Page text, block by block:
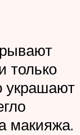
только
украшают
макияжа.